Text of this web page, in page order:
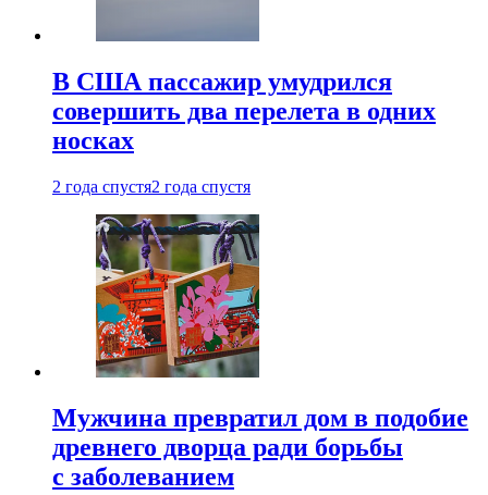
В США пассажир умудрился
совершить два перелета в одних
носках
2 года спустя2 года спустя
Мужчина превратил дом в подобие
древнего дворца ради борьбы
с заболеванием